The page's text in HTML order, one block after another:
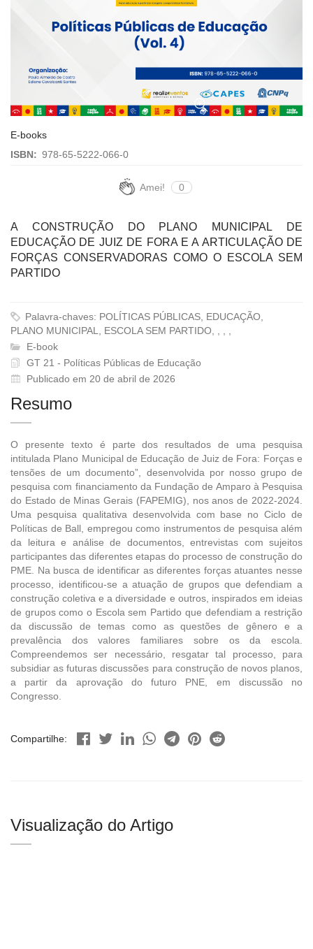
E-books
ISBN: 978-65-5222-066-0
Amei! 0
A CONSTRUÇÃO DO PLANO MUNICIPAL DE
EDUCAÇÃO DE JUIZ DE FORA E A ARTICULAÇÃO DE
FORÇAS CONSERVADORAS COMO O ESCOLA SEM
PARTIDO
Palavra-chaves: POLÍTICAS PÚBLICAS, EDUCAÇÃO,
PLANO MUNICIPAL, ESCOLA SEM PARTIDO, , , ,
E-book
GT 21 - Políticas Públicas de Educação
Publicado em 20 de abril de 2026
Resumo
O presente texto é parte dos resultados de uma pesquisa
intitulada Plano Municipal de Educação de Juiz de Fora: Forças e
tensões de um documento”, desenvolvida por nosso grupo de
pesquisa com financiamento da Fundação de Amparo à Pesquisa
do Estado de Minas Gerais (FAPEMIG), nos anos de 2022-2024.
Uma pesquisa qualitativa desenvolvida com base no Ciclo de
Políticas de Ball, empregou como instrumentos de pesquisa além
da leitura e análise de documentos, entrevistas com sujeitos
participantes das diferentes etapas do processo de construção do
PME. Na busca de identificar as diferentes forças atuantes nesse
processo, identificou-se a atuação de grupos que defendiam a
construção coletiva e a diversidade e outros, inspirados em ideias
de grupos como o Escola sem Partido que defendiam a restrição
da discussão de temas como as questões de gênero e a
prevalência dos valores familiares sobre os da escola.
Compreendemos ser necessário, resgatar tal processo, para
subsidiar as futuras discussões para construção de novos planos,
a partir da aprovação do futuro PNE, em discussão no
Congresso.
Compartilhe:
Visualização do Artigo